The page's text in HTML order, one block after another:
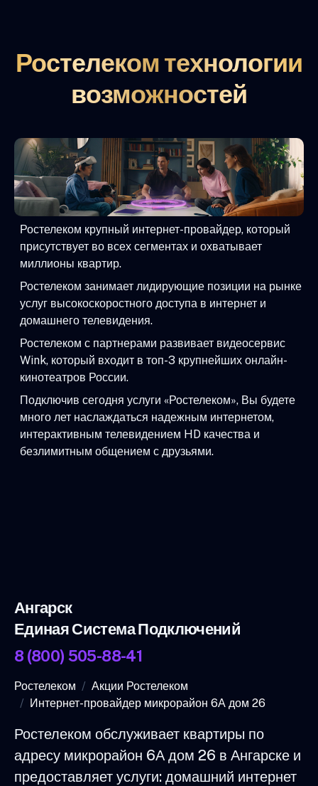
Ростелеком технологии
возможностей
Ростелеком крупный интернет-провайдер, который
присутствует во всех сегментах и охватывает
миллионы квартир.
Ростелеком занимает лидирующие позиции на рынке
услуг высокоскоростного доступа в интернет и
домашнего телевидения.
Ростелеком с партнерами развивает видеосервис
Wink, который входит в топ-3 крупнейших онлайн-
кинотеатров России.
Подключив сегодня услуги «Ростелеком», Вы будете
много лет наслаждаться надежным интернетом,
интерактивным телевидением HD качества и
безлимитным общением с друзьями.
Ангарск
Единая Система Подключений
8 (800) 505-88-41
Ростелеком
Акции Ростелеком
Интернет-провайдер микрорайон 6А дом 26
Ростелеком обслуживает квартиры по
адресу микрорайон 6А дом 26 в Ангарске и
предоставляет услуги: домашний интернет